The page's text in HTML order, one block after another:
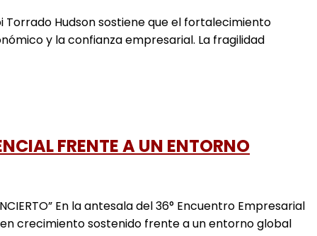
Urpi Torrado Hudson sostiene que el fortalecimiento
y la confianza empresarial. La fragilidad
FRENTE A UN ENTORNO
INCIERTO” En la antesala del 36° Encuentro Empresarial
crecimiento sostenido frente a un entorno global